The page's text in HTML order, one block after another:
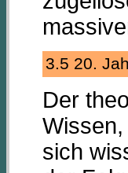
3.5 20.
Der
sich